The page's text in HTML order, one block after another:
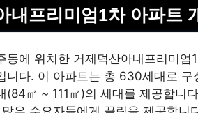
내프리미엄1차 아파트
동에 위치한 거제덕산아내프리미엄
니다. 이 아파트는 총 630세대로
(84㎡ ~ 111㎡)의 세대를 제공합니